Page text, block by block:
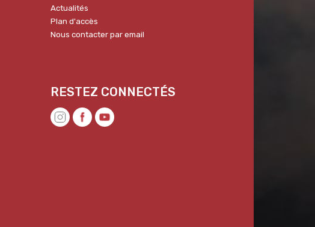
Actualités
Plan d'accès
Nous contacter par email